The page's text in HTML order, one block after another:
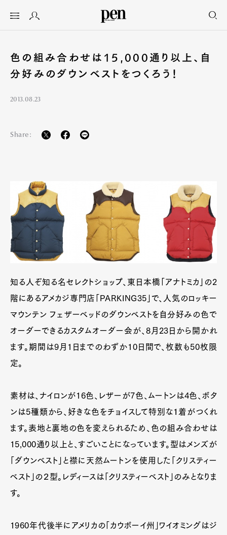
色の組み合わせは15,000通り以上、自
分好みのダウンベストをつくろう！
2013.08.23
Share:
知る人ぞ知る名セレクトショップ、東日本橋「アナトミカ」の2
階にあるアメカジ専門店「PARKING35」で、人気のロッキー
マウンテン フェザーベッドのダウンベストを自分好みの色で
オーダーできるカスタムオーダー会が、8月23日から開かれ
ます。期間は9月1日までのわずか10日間で、枚数も50枚限
定。
素材は、ナイロンが16色、レザーが7色、ムートンは4色、ボタ
ンは5種類から、好きな色をチョイスして特別な１着がつくれ
ます。表地と裏地の色を変えられるため、色の組み合わせは
15,000通り以上と、すごいことになっています。型はメンズが
「ダウンベスト」と襟に天然ムートンを使用した「クリスティー
ベスト」の２型。レディースは「クリスティーベスト」のみとなりま
す。
1960年代後半にアメリカの「カウボーイ州」ワイオミングはジ